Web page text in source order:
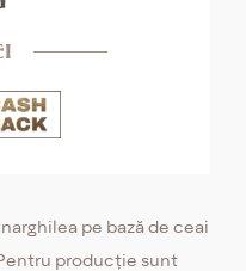
pe bază de ceai
producție sunt